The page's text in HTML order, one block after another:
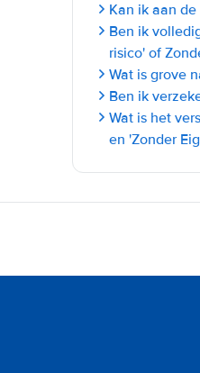
Kan ik aan
Ben ik
risico' of
Wat is grove
Ben ik
Wat is het
en 'Zonder